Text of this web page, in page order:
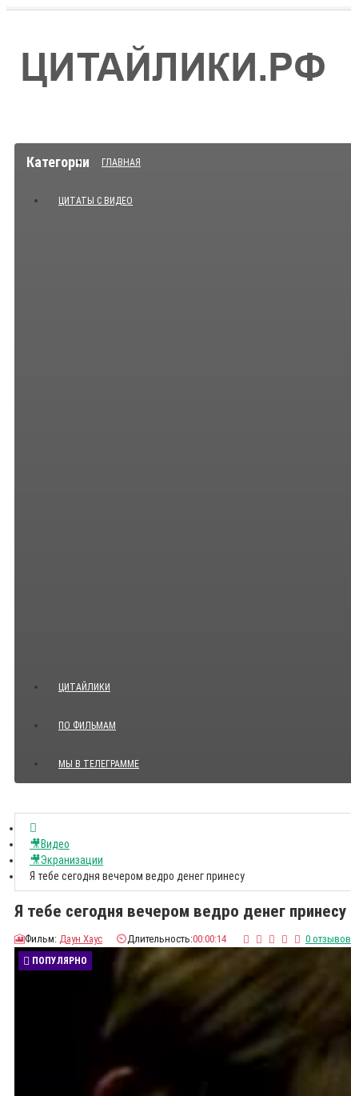
Категории ГЛАВНАЯ
ЦИТАТЫ С ВИДЕО
Показать все Цитаты с видео
ЦИТАЙЛИКИ
ПО ФИЛЬМАМ
МЫ В ТЕЛЕГРАММЕ
🎥Видео
🎥Экранизации
Я тебе сегодня вечером ведро денег принесу
Я тебе сегодня вечером ведро денег принесу
🎦Фильм: Даун Хаус ⏲️Длительность:00:00:14 0 отзывов
ПОПУЛЯРНО